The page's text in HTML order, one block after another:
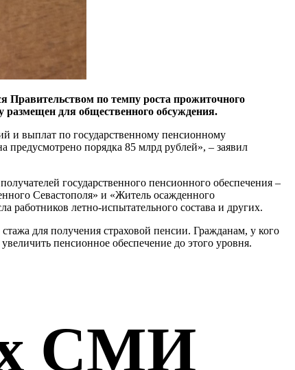
Правительством по темпу роста прожиточного
размещен для общественного обсуждения.
и выплат по государственному пенсионному
порядка 85 млрд рублей», – заявил
государственного пенсионного обеспечения –
Севастополя» и «Житель осажденного
работников летно-испытательного состава и других.
для получения страховой пенсии. Гражданам, у кого
пенсионное обеспечение до этого уровня.